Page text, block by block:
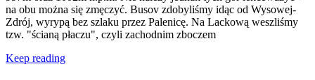
na obu można się zmęczyć. Busov zdobyliśmy idąc od Wysowej-
Zdrój, wyrypą bez szlaku przez Palenicę. Na Lackową weszliśmy
tzw. "ścianą płaczu", czyli zachodnim zboczem
Keep reading